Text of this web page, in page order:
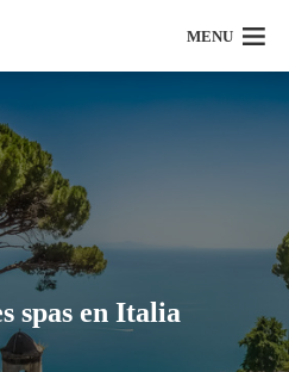
MENU
spas en Italia